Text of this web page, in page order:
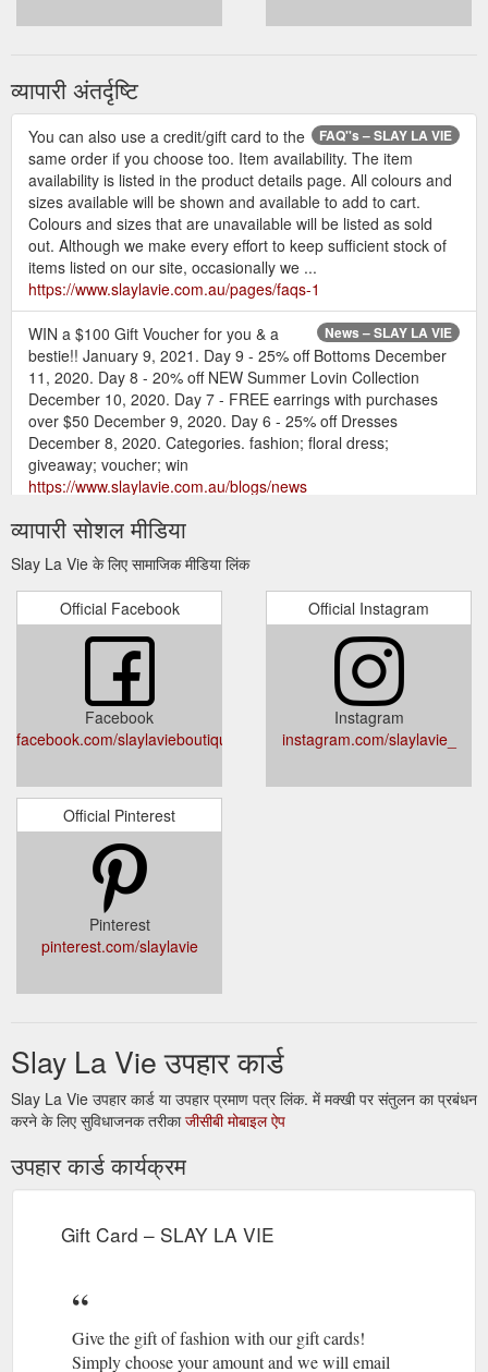
व्यापारी अंतर्दृष्टि
FAQ''s – SLAY LA VIE
You can also use a credit/gift card to the
same order if you choose too. Item availability. The item
availability is listed in the product details page. All colours and
sizes available will be shown and available to add to cart.
Colours and sizes that are unavailable will be listed as sold
out. Although we make every effort to keep sufficient stock of
items listed on our site, occasionally we ...
https://www.slaylavie.com.au/pages/faqs-1
News – SLAY LA VIE
WIN a $100 Gift Voucher for you & a
bestie!! January 9, 2021. Day 9 - 25% off Bottoms December
11, 2020. Day 8 - 20% off NEW Summer Lovin Collection
December 10, 2020. Day 7 - FREE earrings with purchases
over $50 December 9, 2020. Day 6 - 25% off Dresses
December 8, 2020. Categories. fashion; floral dress;
giveaway; voucher; win
https://www.slaylavie.com.au/blogs/news
व्यापारी सोशल मीडिया
Slay La Vie के लिए सामाजिक मीडिया लिंक
Official Facebook
Facebook
facebook.com/slaylavieboutique
Official Instagram
Instagram
instagram.com/slaylavie_
Official Pinterest
Pinterest
pinterest.com/slaylavie
Slay La Vie उपहार कार्ड
Slay La Vie उपहार कार्ड या उपहार प्रमाण पत्र लिंक. में मक्खी पर संतुलन का प्रबंधन
करने के लिए सुविधाजनक तरीकाजीसीबी मोबाइल ऐप
उपहार कार्ड कार्यक्रम
Gift Card – SLAY LA VIE
Give the gift of fashion with our gift cards!
Simply choose your amount and we will email